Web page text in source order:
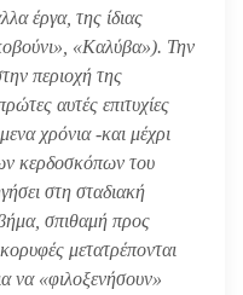
έργα, της ίδιας
«Καλύβα»). Την
περιοχή της
αυτές επιτυχίες
χρόνια -και μέχρι
κερδοσκόπων του
στη σταδιακή
σπιθαμή προς
μετατρέπονται
να «φιλοξενήσουν»